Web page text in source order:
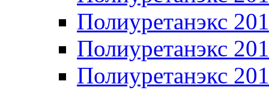
Полиуретанэкс
Полиуретанэкс
Полиуретанэкс